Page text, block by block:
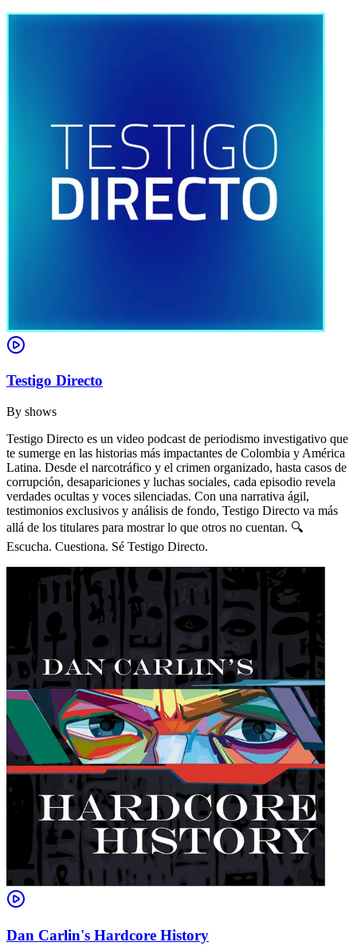
Testigo Directo
By shows
Testigo Directo es un video podcast de periodismo investigativo que
te sumerge en las historias más impactantes de Colombia y América
Latina. Desde el narcotráfico y el crimen organizado, hasta casos de
corrupción, desapariciones y luchas sociales, cada episodio revela
verdades ocultas y voces silenciadas. Con una narrativa ágil,
testimonios exclusivos y análisis de fondo, Testigo Directo va más
allá de los titulares para mostrar lo que otros no cuentan. 🔍
Escucha. Cuestiona. Sé Testigo Directo.
Dan Carlin's Hardcore History